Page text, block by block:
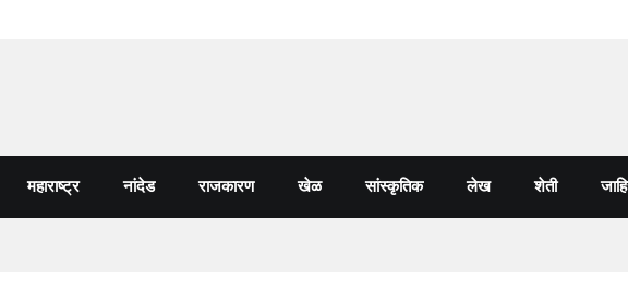
महाराष्ट्र नांदेड राजकारण खेळ सांस्कृतिक लेख शेती